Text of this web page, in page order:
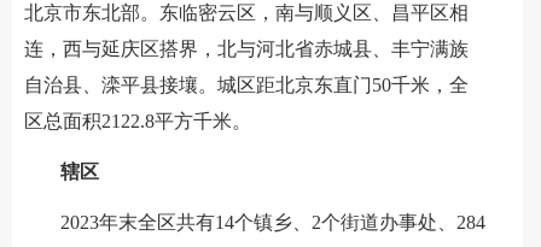
北京市东北部。东临密云区，南与顺义区、昌平区相
连，西与延庆区搭界，北与河北省赤城县、丰宁满族
自治县、滦平县接壤。城区距北京东直门50千米，全
区总面积2122.8平方千米。
辖区
2023年末全区共有14个镇乡、2个街道办事处、284